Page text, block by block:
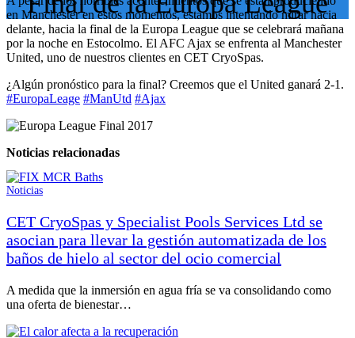
en Manchester en estos momentos, estamos intentando mirar hacia
delante, hacia la final de la Europa League que se celebrará mañana
por la noche en Estocolmo. El AFC Ajax se enfrenta al Manchester
United, uno de nuestros clientes en CET CryoSpas.
¿Algún pronóstico para la final? Creemos que el United ganará 2-1.
#EuropaLeage #ManUtd #Ajax
Noticias relacionadas
Noticias
CET CryoSpas y Specialist Pools Services Ltd se
asocian para llevar la gestión automatizada de los
baños de hielo al sector del ocio comercial
A medida que la inmersión en agua fría se va consolidando como
una oferta de bienestar…